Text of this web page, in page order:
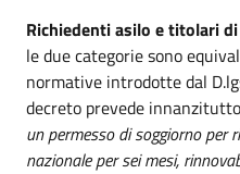
Richiedenti asilo e titolari
le due categorie sono
normative introdotte dal
decreto prevede
un permesso di soggiorno per
nazionale per sei mesi,